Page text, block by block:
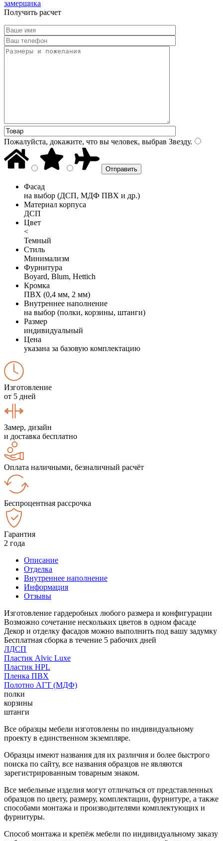
замерщика
Получить расчет
Пожалуйста, докажите, что вы человек, выбрав Звезду.
Фасад
на выбор (ДСП, МДФ ПВХ и др.)
Материал корпуса
ДСП
Цвет
<
Темный
Стиль
Минимализм
Фурнитура
Boyard, Blum, Hettich
Кромка
ПВХ (0,4 мм, 2 мм)
Внутреннее наполнение
на выбор (полки, корзины, штанги)
Размер
индивидуальный
Цена
указана за базовую комплектацию
Изготовление
от 5 дней
Замер, дизайн
и доставка бесплатно
Оплата наличными, безналичный расчёт
Беспроцентная рассрочка
Гарантия
2 года
Описание
Отделка
Внутреннее наполнение
Информация
Отзывы
Изготовление гардеробных любого размера и конфигурации
Возможно сочетание нескольких цветов в одном фасаде
Декор и отделку фасадов можно выполнить под вашу задумку
Бесплатная сборка в течение 5 рабочих дней
ЛДСП
Пластик Alvic Luxe
Пластик HPL
Пленка ПВХ
Полотно АГТ (МДФ)
полки
корзины
штанги
Все образцы мебели изготовлены по индивидуальному
проекту в единственном экземпляре.
Образцы имеют названия для их различия и более быстрого
поиска по сайту, все названия образцов не являются
зарегистрированным товарным знаком.
Все мебельные изделия могут отличаться от представленных
образцов по цвету, размеру, комплектации, фурнитуре, а также
способами монтажа и производителями комплектующих и
фурнитуры.
Способ монтажа и крепёж мебели по индивидуальному заказу